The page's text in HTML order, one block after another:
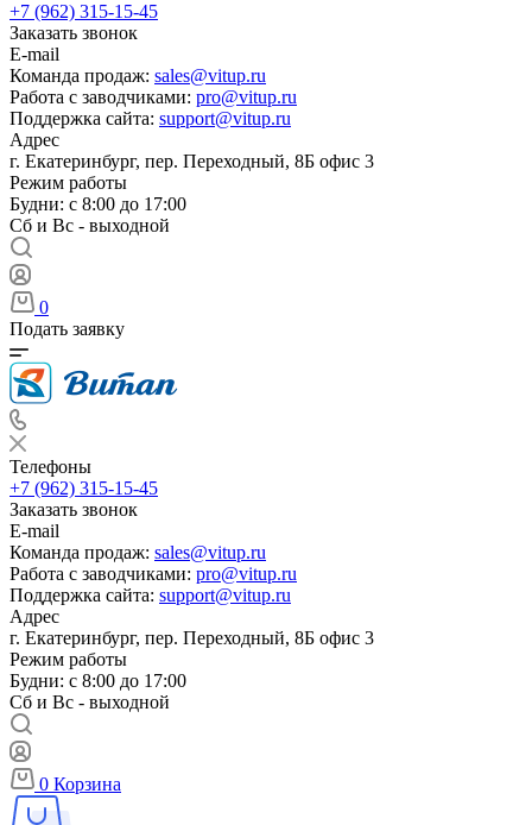
+7 (962) 315-15-45
Заказать звонок
E-mail
Команда продаж: sales@vitup.ru
Работа с заводчиками: pro@vitup.ru
Поддержка сайта: support@vitup.ru
Адрес
г. Екатеринбург, пер. Переходный, 8Б офис 3
Режим работы
Будни: с 8:00 до 17:00
Сб и Вс - выходной
0
Подать заявку
Телефоны
+7 (962) 315-15-45
Заказать звонок
E-mail
Команда продаж: sales@vitup.ru
Работа с заводчиками: pro@vitup.ru
Поддержка сайта: support@vitup.ru
Адрес
г. Екатеринбург, пер. Переходный, 8Б офис 3
Режим работы
Будни: с 8:00 до 17:00
Сб и Вс - выходной
0 Корзина